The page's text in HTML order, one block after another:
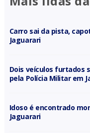
Carro sai da pista,
Jaguarari
Dois veículos furtados
pela Polícia Militar em
Idoso é encontrado
Jaguarari